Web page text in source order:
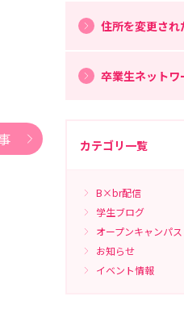
住所を変更され
卒業生ネットワ
カテゴリ一覧
B×br配信
学生ブログ
オープンキャンパス
お知らせ
イベント情報